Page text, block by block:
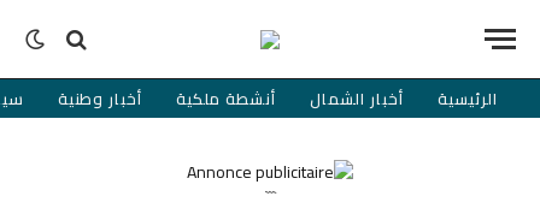
الرئيسية أخبار الشمال أنشطة ملكية أخبار وطنية
```